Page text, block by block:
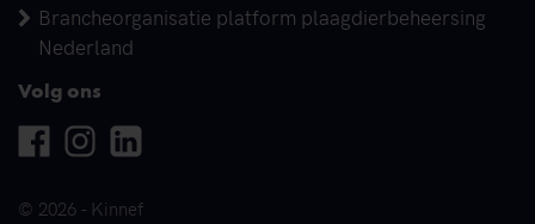
Brancheorganisatie platform plaagdierbeheersing
Nederland
Volg ons
Facebook
InstagramLinkedin
© 2026 - Kinnef